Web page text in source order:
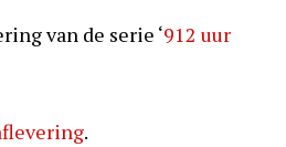
van de serie ‘912 uur
.